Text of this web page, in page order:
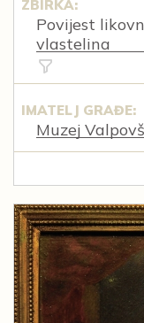
ZBIRKA:
Povijest
vlastelina
IMATELJ GRAĐE:
Muzej